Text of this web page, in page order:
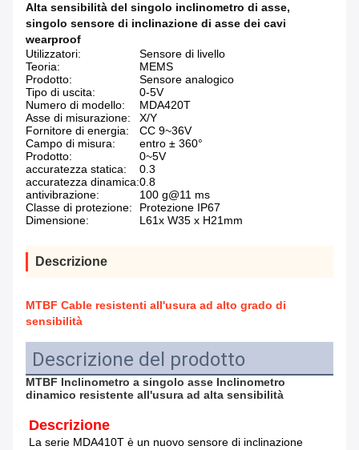
Alta sensibilità del singolo inclinometro di asse,
singolo sensore di inclinazione di asse dei cavi
wearproof
Utilizzatori:
Sensore di livello
Teoria:
MEMS
Prodotto:
Sensore analogico
Tipo di uscita:
0-5V
Numero di modello:
MDA420T
Asse di misurazione:
X/Y
Fornitore di energia:
CC 9~36V
Campo di misura:
entro ± 360°
Prodotto:
0~5V
accuratezza statica:
0.3
accuratezza dinamica:0.8
antivibrazione:
100 g@11 ms
Classe di protezione:
Protezione IP67
Dimensione:
L61x W35 x H21mm
Descrizione
MTBF Cable resistenti all'usura ad alto grado di
sensibilità
Descrizione del prodotto
MTBF Inclinometro a singolo asse Inclinometro
dinamico resistente all'usura ad alta sensibilità
Descrizione
La serie MDA410T è un nuovo sensore di inclinazione